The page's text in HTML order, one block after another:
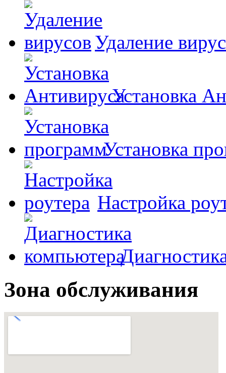
Удаление
Установка
Установка
Настройка
Зона обслуживания